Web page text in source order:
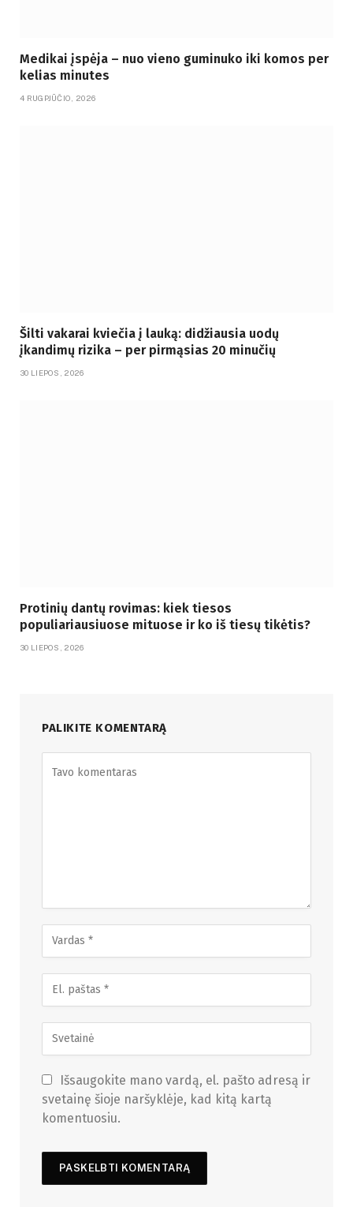
Medikai įspėja – nuo vieno guminuko iki komos per
kelias minutes
4 RUGPJŪČIO, 2026
Šilti vakarai kviečia į lauką: didžiausia uodų
įkandimų rizika – per pirmąsias 20 minučių
30 LIEPOS, 2026
Protinių dantų rovimas: kiek tiesos
populiariausiuose mituose ir ko iš tiesų tikėtis?
30 LIEPOS, 2026
PALIKITE KOMENTARĄ
Išsaugokite mano vardą, el. pašto adresą ir
svetainę šioje naršyklėje, kad kitą kartą
komentuosiu.